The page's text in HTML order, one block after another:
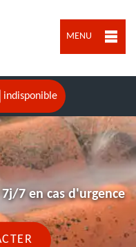
MENU
indisponible
7 en cas d'urgence